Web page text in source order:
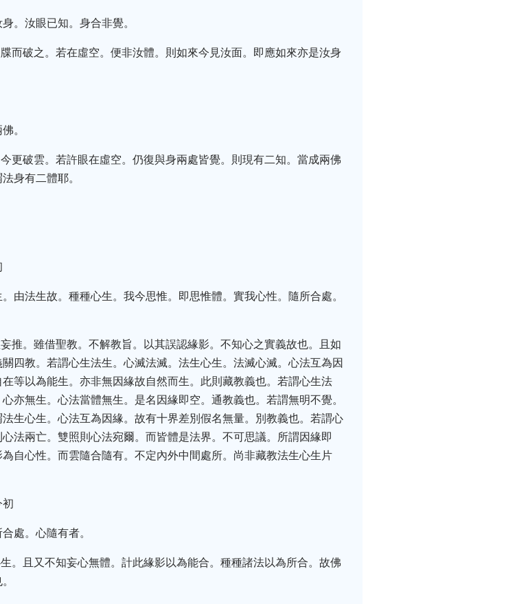
。汝眼已知。身合非覺。
而破之。若在虛空。便非汝體。則如來今見汝面。即應如來亦是汝身
。
更破雲。若許眼在虛空。仍復與身兩處皆覺。則現有二知。當成兩佛
身有二體耶。
由法生故。種種心生。我今思惟。即思惟體。實我心性。隨所合處。
推。雖借聖教。不解教旨。以其誤認緣影。不知心之實義故也。且如
四教。若謂心生法生。心滅法滅。法生心生。法滅心滅。心法互為因
等以為能生。亦非無因緣故自然而生。此則藏教義也。若謂心生法
亦無生。心法當體無生。是名因緣即空。通教義也。若謂無明不覺。
生心生。心法互為因緣。故有十界差別假名無量。別教義也。若謂心
法兩亡。雙照則心法宛爾。而皆體是法界。不可思議。所謂因緣即
自心性。而雲隨合隨有。不定內外中間處所。尚非藏教法生心生片
初
處。心隨有者。
。且又不知妄心無體。計此緣影以為能合。種種諸法以為所合。故佛